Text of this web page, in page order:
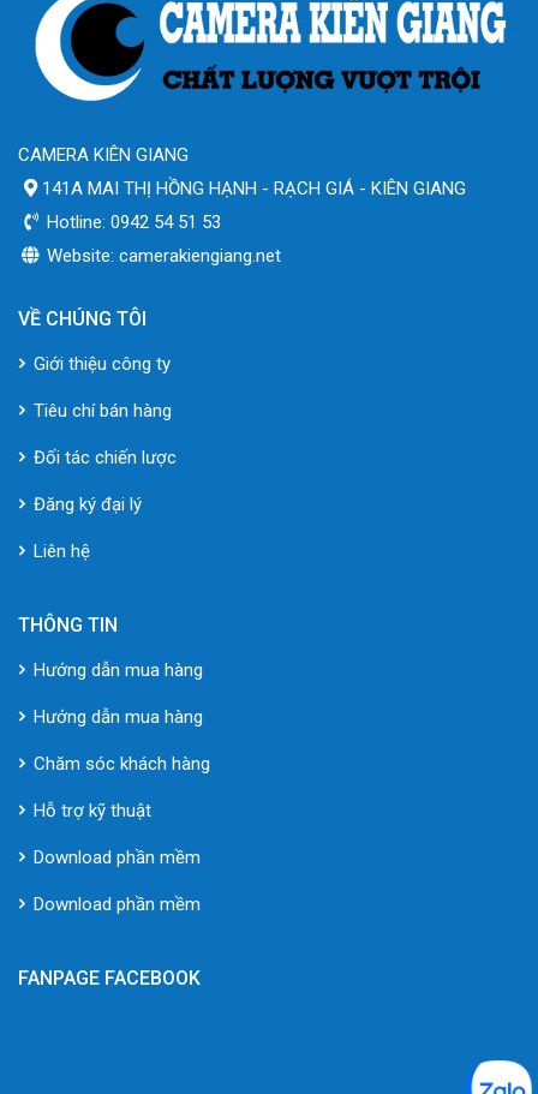
CAMERA KIÊN GIANG
141A MAI THỊ HỒNG HẠNH - RẠCH GIÁ - KIÊN GIANG
Hotline: 0942 54 51 53
Website: camerakiengiang.net
VỀ CHÚNG TÔI
Giới thiệu công ty
Tiêu chí bán hàng
Đối tác chiến lược
Đăng ký đại lý
Liên hệ
THÔNG TIN
Hướng dẫn mua hàng
Hướng dẫn mua hàng
Chăm sóc khách hàng
Hỗ trợ kỹ thuật
Download phần mềm
Download phần mềm
FANPAGE FACEBOOK